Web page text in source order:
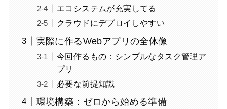
エコシステムが充実してる
クラウドにデプロイしやすい
実際に作るWebアプリの全体像
今回作るもの：シンプルなタスク管理ア
プリ
必要な前提知識
環境構築：ゼロから始める準備